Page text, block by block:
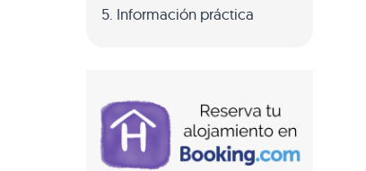
Información práctica